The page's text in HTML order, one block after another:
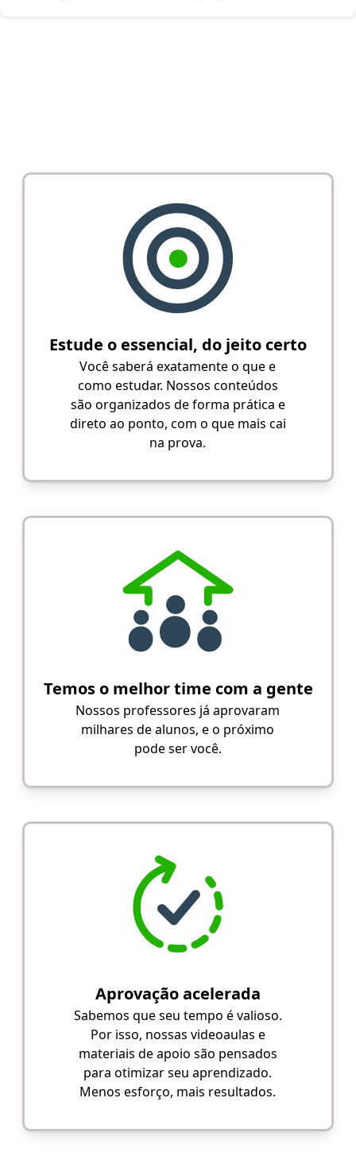
Estude o essencial, do jeito certo
Você saberá exatamente o que e
como estudar. Nossos conteúdos
são organizados de forma prática e
direto ao ponto, com o que mais cai
na prova.
Temos o melhor time com a gente
Nossos professores já aprovaram
milhares de alunos, e o próximo
pode ser você.
Aprovação acelerada
Sabemos que seu tempo é valioso.
Por isso, nossas videoaulas e
materiais de apoio são pensados
para otimizar seu aprendizado.
Menos esforço, mais resultados.